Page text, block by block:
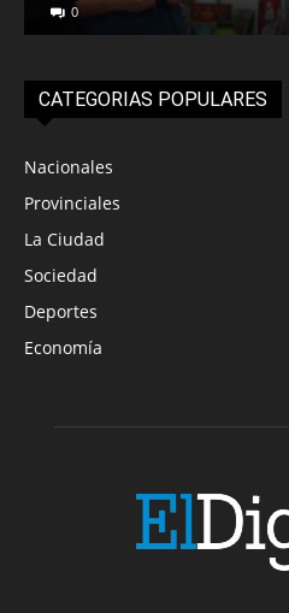
0
CATEGORIAS POPULARES
Nacionales
Provinciales
La Ciudad
Sociedad
Deportes
Economía